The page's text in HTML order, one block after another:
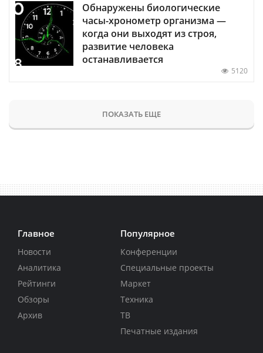
Обнаружены биологические
часы-хронометр организма —
когда они выходят из строя,
развитие человека
останавливается
5120
ПОКАЗАТЬ ЕЩЕ
Главное
Новости
Аналитика
Рейтинги
Обзоры
Архив
Популярное
Конференции
Специальные проекты
Маркет
Техника
ТВ
Печатные издания